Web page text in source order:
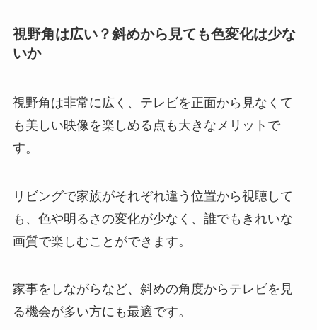
視野角は広い？斜めから見ても色変化は少な
いか
視野角は非常に広く、テレビを正面から見なくて
も美しい映像を楽しめる点も大きなメリットで
す。
リビングで家族がそれぞれ違う位置から視聴して
も、色や明るさの変化が少なく、誰でもきれいな
画質で楽しむことができます。
家事をしながらなど、斜めの角度からテレビを見
る機会が多い方にも最適です。